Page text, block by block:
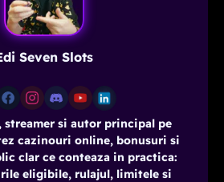
Seven Slots
streamer si autor principal pe
cazinouri online, bonusuri si
clar ce conteaza in practica:
eligibile, rulajul, limitele si